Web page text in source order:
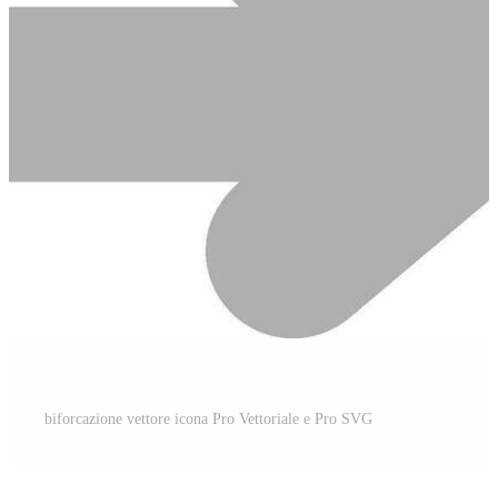
biforcazione vettore icona Pro Vettoriale e Pro SVG